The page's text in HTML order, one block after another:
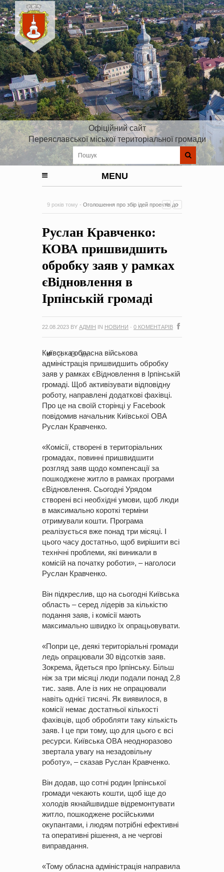
Офіційний сайт
Переяславської міської територіальної громади
MENU
9 років тому - Оголошення про збір ідей проектів до
на період 2018 – 2020 роки Оголошення про збір ідей
проектів
0 Коментарів
Руслан Кравченко:
КОВА пришвидшить
обробку заяв у рамках
єВідновлення в
Ірпінській громаді
22.08.2023 BY АДМІН IN НОВИНИ · 0 КОМЕНТАРІВ
Київська обласна військова
адміністрація пришвидшить обробку
заяв у рамках єВідновлення в Ірпінській
громаді. Щоб активізувати відповідну
роботу, направлені додаткові фахівці.
Про це на своїй сторінці у Facebook
повідомив начальник Київської ОВА
Руслан Кравченко.
«Комісії, створені в територіальних
громадах, повинні пришвидшити
розгляд заяв щодо компенсації за
пошкоджене житло в рамках програми
єВідновлення. Сьогодні Урядом
створені всі необхідні умови, щоб люди
в максимально короткі терміни
отримували кошти. Програма
реалізується вже понад три місяці. І
цього часу достатньо, щоб вирішити всі
технічні проблеми, які виникали в
комісій на початку роботи», – наголоси
Руслан Кравченко.
Він підкреслив, що на сьогодні Київська
область – серед лідерів за кількістю
подання заяв, і комісії мають
максимально швидко їх опрацьовувати.
«Попри це, деякі територіальні громади
ледь опрацювали 30 відсотків заяв.
Зокрема, йдеться про Ірпінську. Більш
ніж за три місяці люди подали понад 2,8
тис. заяв. Але із них не опрацювали
навіть однієї тисячі. Як виявилося, в
комісії немає достатньої кількості
фахівців, щоб обробляти таку кількість
заяв. І це при тому, що для цього є всі
ресурси. Київська ОВА неодноразово
звертала увагу на незадовільну
роботу», – сказав Руслан Кравченко.
Він додав, що сотні родин Ірпінської
громади чекають кошти, щоб іще до
холодів якнайшвидше відремонтувати
житло, пошкоджене російськими
окупантами, і людям потрібні ефективні
та оперативні рішення, а не чергові
виправдання.
«Тому обласна адміністрація направила